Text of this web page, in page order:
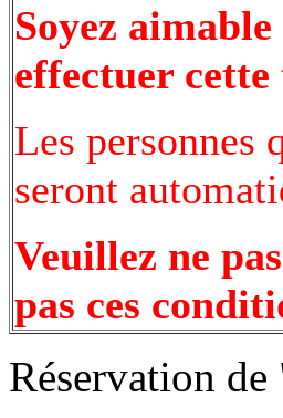
Soyez
effectuer
Les personnes
seront
Veuillez ne
pas ces
Réservation de